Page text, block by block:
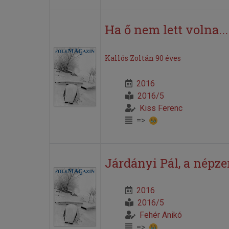
Ha ő nem lett volna...
Kallós Zoltán 90 éves
2016
2016/5
Kiss Ferenc
=>
Járdányi Pál, a
2016
2016/5
Fehér Anikó